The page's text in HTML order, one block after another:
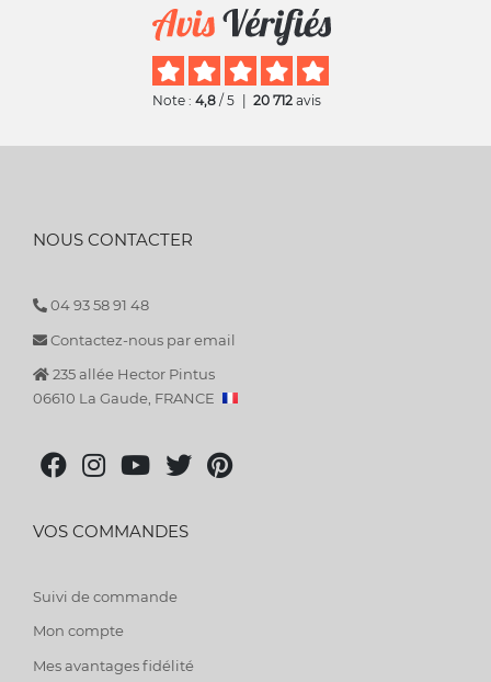
Note : 4,8 / 5 20 712 avis
NOUS CONTACTER
04 93 58 91 48
Contactez-nous par email
235 allée Hector Pintus
06610 La Gaude, FRANCE
VOS COMMANDES
Suivi de commande
Mon compte
Mes avantages fidélité